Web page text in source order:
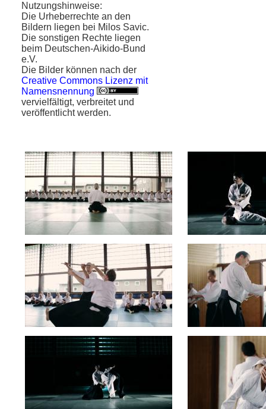
Nutzungshinweise:
Die Urheberrechte an den
Bildern liegen bei Milos Savic.
Die sonstigen Rechte liegen
beim Deutschen-Aikido-Bund
e.V.
Die Bilder können nach der
Creative Commons Lizenz mit
Namensnennung
vervielfältigt, verbreitet und
veröffentlicht werden.